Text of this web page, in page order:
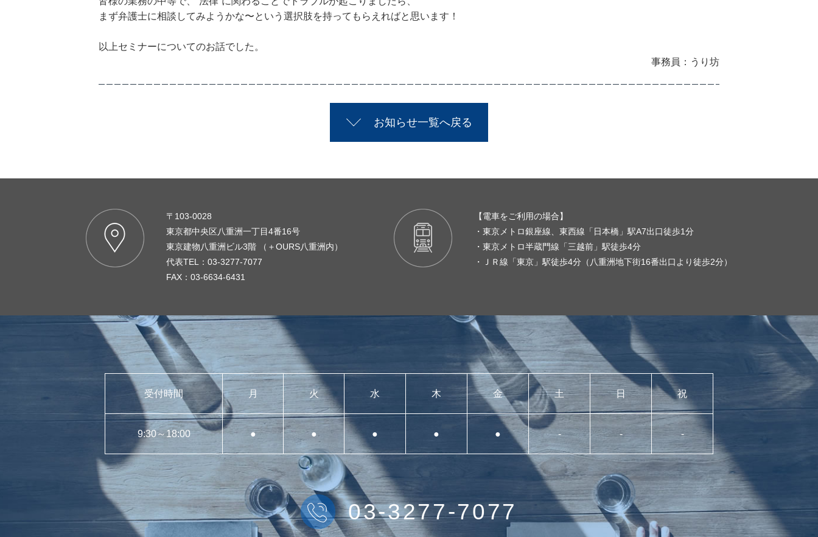
まず弁護士に相談してみようかな〜という選択肢を持ってもらえればと思います！
以上セミナーについてのお話でした。
事務員：うり坊
お知らせ一覧へ戻る
〒103-0028
東京都中央区八重洲一丁目4番16号
東京建物八重洲ビル3階 （＋OURS八重洲内）
代表TEL：03-3277-7077
FAX：03-6634-6431
【電車をご利用の場合】
・東京メトロ銀座線、東西線「日本橋」駅A7出口徒歩1分
・東京メトロ半蔵門線「三越前」駅徒歩4分
・ＪＲ線「東京」駅徒歩4分（八重洲地下街16番出口より徒歩2分）
受付時間 月 火 水 木 金 土 日 祝
9:30～18:00 ● ● ● ● ● - - -
03-3277-7077